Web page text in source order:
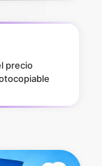
precio